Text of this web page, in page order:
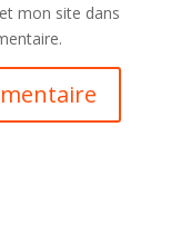
mon site dans